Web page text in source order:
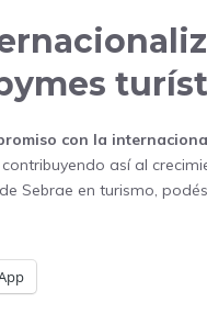
con la
así al
Sebrae en turismo,